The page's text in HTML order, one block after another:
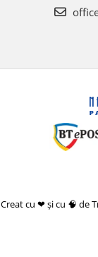
Creat cu ❤ și cu 🧠 de